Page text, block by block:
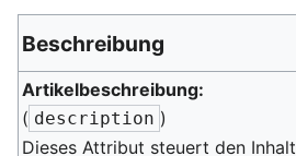
Beschreibung
Artikelbeschreibung:
( description )
Dieses Attribut steuert den Inhalt